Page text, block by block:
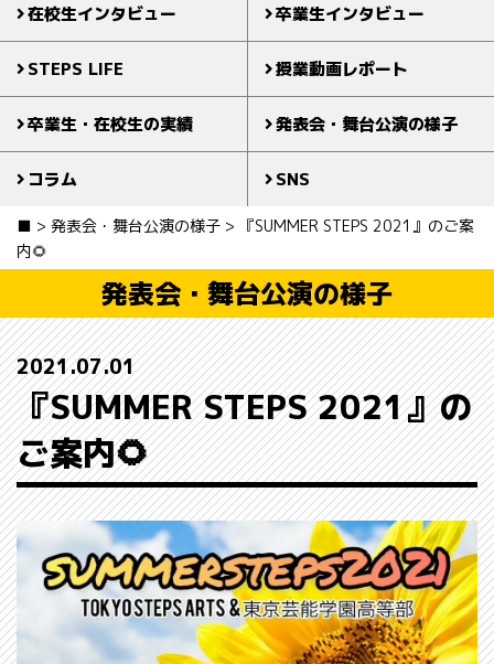
在校生インタビュー 卒業生インタビュー
STEPS LIFE 授業動画レポート
卒業生・在校生の実績 発表会・舞台公演の様子
コラム SNS
■ > 発表会・舞台公演の様子 >
『SUMMER STEPS 2021』のご案
内🌻
発表会・舞台公演の様子
2021.07.01
『SUMMER STEPS 2021』の
ご案内🌻